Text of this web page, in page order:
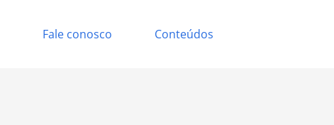
Fale conosco Conteúdos